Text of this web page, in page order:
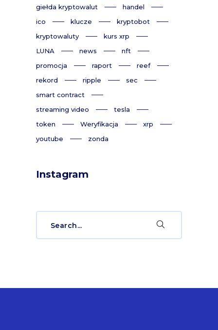
giełda kryptowalut
handel
ico
klucze
kryptobot
kryptowaluty
kurs xrp
LUNA
news
nft
promocja
raport
reef
rekord
ripple
sec
smart contract
streaming video
tesla
token
Weryfikacja
xrp
youtube
zonda
Instagram